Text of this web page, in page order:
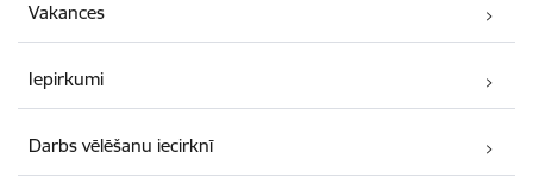
Vakances
Iepirkumi
Darbs vēlēšanu iecirknī